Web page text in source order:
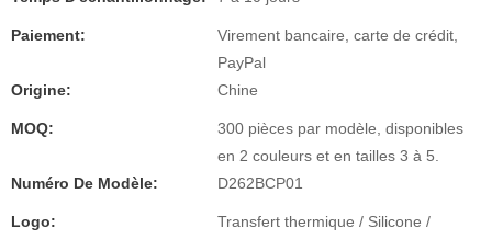
Paiement:
Virement bancaire, carte de crédit,
PayPal
Origine:
Chine
MOQ:
300 pièces par modèle, disponibles
en 2 couleurs et en tailles 3 à 5.
Numéro De Modèle:
D262BCP01
Logo:
Transfert thermique / Silicone /